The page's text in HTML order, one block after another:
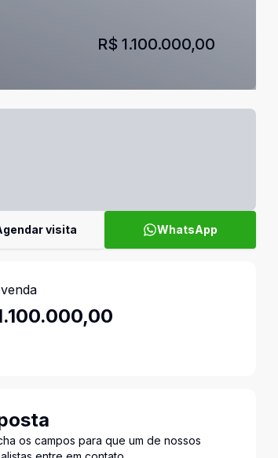
R$ 1.100.000,00
visita WhatsApp
os campos para que um de nossos